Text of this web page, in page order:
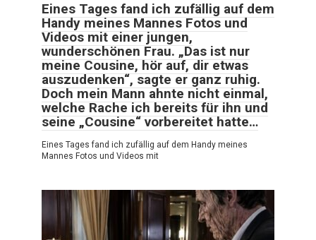
Eines Tages fand ich zufällig auf dem
Handy meines Mannes Fotos und
Videos mit einer jungen,
wunderschönen Frau. „Das ist nur
meine Cousine, hör auf, dir etwas
auszudenken“, sagte er ganz ruhig.
Doch mein Mann ahnte nicht einmal,
welche Rache ich bereits für ihn und
seine „Cousine“ vorbereitet hatte…
Eines Tages fand ich zufällig auf dem Handy meines
Mannes Fotos und Videos mit